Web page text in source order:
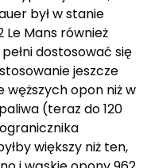
był w stanie
Le Mans również
dostosować się
jeszcze
opon niż w
(teraz do 120
większy niż ten,